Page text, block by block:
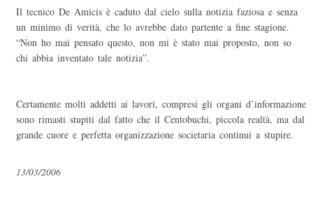
Il tecnico De Amicis è caduto dal cielo sulla notizia faziosa e senza
un minimo di verità, che lo avrebbe dato partente a fine stagione.
“Non ho mai pensato questo, non mi è stato mai proposto, non so
chi abbia inventato tale notizia”.
Certamente molti addetti ai lavori, compresi gli organi d’informazione
sono rimasti stupiti dal fatto che il Centobuchi, piccola realtà, ma dal
grande cuore e perfetta organizzazione societaria continui a stupire.
13/03/2006